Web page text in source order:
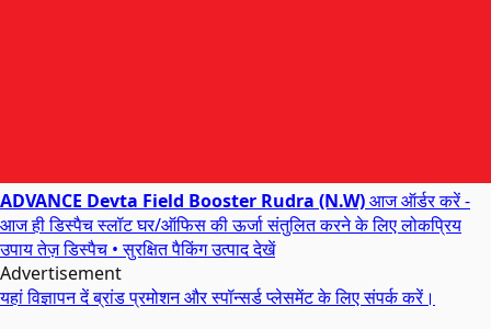
ADVANCE Devta Field Booster Rudra (N.W)आज ऑर्डर करें -
आज ही डिस्पैच स्लॉटघर/ऑफिस की ऊर्जा संतुलित करने के लिए लोकप्रिय
उपायतेज़ डिस्पैच • सुरक्षित पैकिंगउत्पाद देखें
Advertisement
यहां विज्ञापन देंब्रांड प्रमोशन और स्पॉन्सर्ड प्लेसमेंट के लिए संपर्क करें।